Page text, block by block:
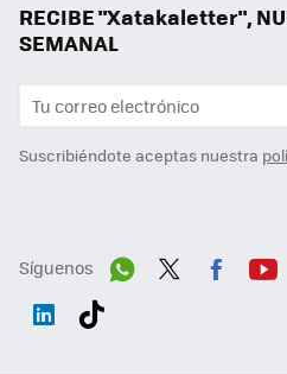
RECIBE "Xatakaletter",
SEMANAL
Suscribiéndote aceptas nuestra
Síguenos